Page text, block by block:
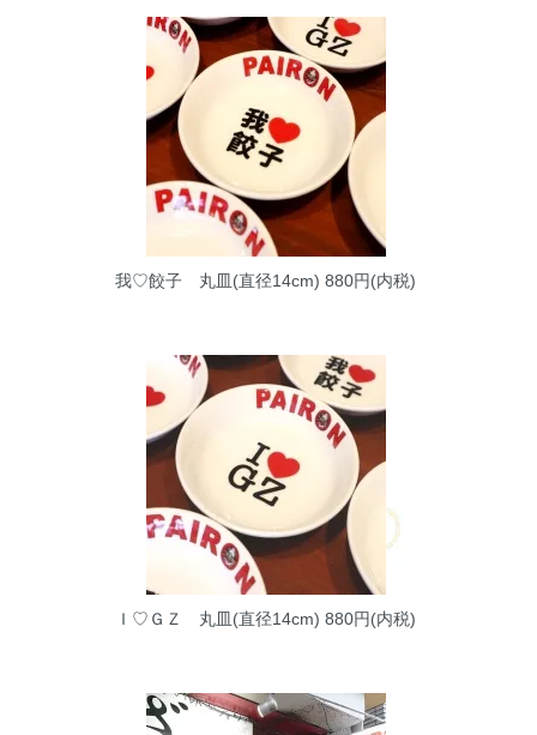
我♡餃子 丸皿(直径14cm) 880円(内税)
Ｉ♡ＧＺ 丸皿(直径14cm) 880円(内税)